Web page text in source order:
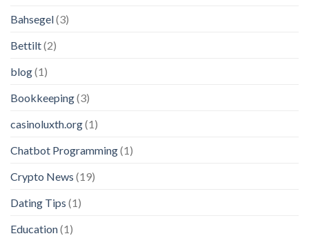
Bahsegel(3)
Bettilt(2)
blog(1)
Bookkeeping(3)
casinoluxth.org(1)
Chatbot Programming(1)
Crypto News (19)
Dating Tips (1)
Education(1)